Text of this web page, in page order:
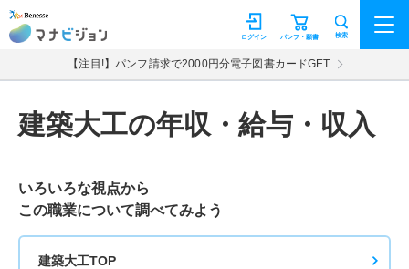
マナビジョン パンフ・願書
ログイン 検索
【注目!】パンフ請求で2000円分電子図書カードGET
建築大工の年収・給与・収入
いろいろな視点から
この職業について調べてみよう
建築大工TOP